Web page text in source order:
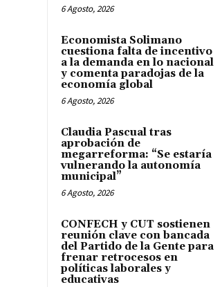
6 Agosto, 2026
Economista Solimano
cuestiona falta de incentivo
a la demanda en lo nacional
y comenta paradojas de la
economía global
6 Agosto, 2026
Claudia Pascual tras
aprobación de
megarreforma: “Se estaría
vulnerando la autonomía
municipal”
6 Agosto, 2026
CONFECH y CUT sostienen
reunión clave con bancada
del Partido de la Gente para
frenar retrocesos en
políticas laborales y
educativas